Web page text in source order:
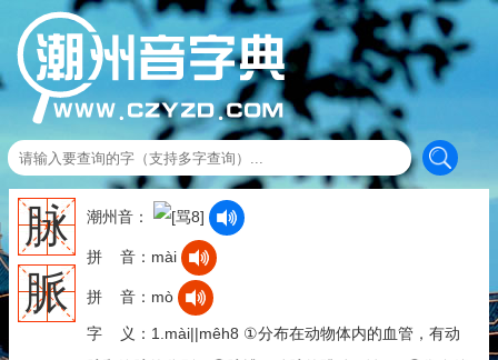
脉
脈
潮州音：
拼 音：mài
拼 音：mò
字 义：1.mài||mêh8 ①分布在动物体内的血管，有动